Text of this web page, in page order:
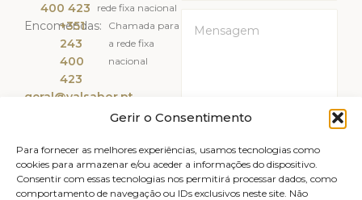
Gerir o Consentimento
Para fornecer as melhores experiências, usamos tecnologias como
cookies para armazenar e/ou aceder a informações do dispositivo.
Consentir com essas tecnologias nos permitirá processar dados, como
comportamento de navegação ou IDs exclusivos neste site. Não
400 423
rede fixa nacional
Encomendas:
+351
243
400
423
Chamada para
a rede fixa
nacional
geral@valsabor.pt
Li e Aceito a
ENVIAR